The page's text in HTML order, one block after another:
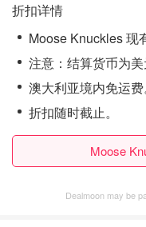
折扣详情
Moose Knuckles 现
注意：结算货币为
澳大利亚境内免运费
折扣随时截止。
Moose
Dealmoon may be